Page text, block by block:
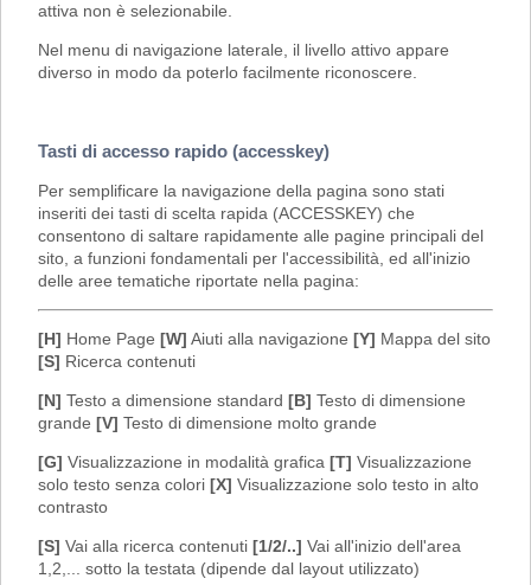
attiva non è selezionabile.
Nel menu di navigazione laterale, il livello attivo appare
diverso in modo da poterlo facilmente riconoscere.
Tasti di accesso rapido (accesskey)
Per semplificare la navigazione della pagina sono stati
inseriti dei tasti di scelta rapida (ACCESSKEY) che
consentono di saltare rapidamente alle pagine principali del
sito, a funzioni fondamentali per l'accessibilità, ed all'inizio
delle aree tematiche riportate nella pagina:
[H] Home Page [W] Aiuti alla navigazione [Y] Mappa del sito
[S] Ricerca contenuti
[N] Testo a dimensione standard [B] Testo di dimensione
grande [V] Testo di dimensione molto grande
[G] Visualizzazione in modalità grafica [T] Visualizzazione
solo testo senza colori [X] Visualizzazione solo testo in alto
contrasto
[S] Vai alla ricerca contenuti [1/2/..] Vai all'inizio dell'area
1,2,... sotto la testata (dipende dal layout utilizzato)